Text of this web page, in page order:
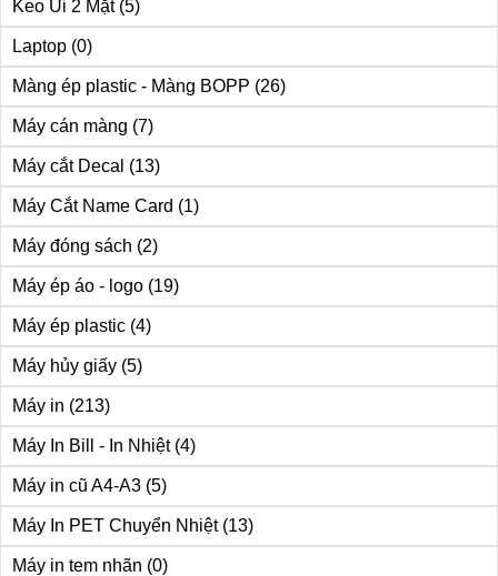
Keo Ủi 2 Mặt (5)
Laptop (0)
Màng ép plastic - Màng BOPP (26)
Máy cán màng (7)
Máy cắt Decal (13)
Máy Cắt Name Card (1)
Máy đóng sách (2)
Máy ép áo - logo (19)
Máy ép plastic (4)
Máy hủy giấy (5)
Máy in (213)
Máy In Bill - In Nhiệt (4)
Máy in cũ A4-A3 (5)
Máy In PET Chuyển Nhiệt (13)
Máy in tem nhãn (0)